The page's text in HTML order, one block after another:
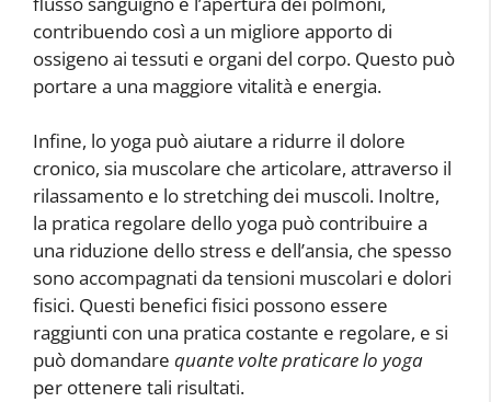
contribuendo così a un migliore apporto di
ossigeno ai tessuti e organi del corpo. Questo può
portare a una maggiore vitalità e energia.
Infine, lo yoga può aiutare a ridurre il dolore
cronico, sia muscolare che articolare, attraverso il
rilassamento e lo stretching dei muscoli. Inoltre,
la pratica regolare dello yoga può contribuire a
una riduzione dello stress e dell’ansia, che spesso
sono accompagnati da tensioni muscolari e dolori
fisici. Questi benefici fisici possono essere
raggiunti con una pratica costante e regolare, e si
può domandare quante volte praticare lo yoga
per ottenere tali risultati.